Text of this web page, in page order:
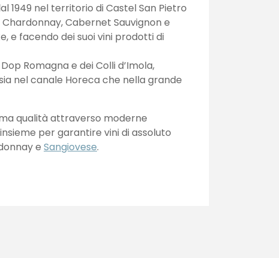
1949 nel territorio di Castel San Pietro
Cabernet Sauvignon e
e facendo dei suoi vini prodotti di
Romagna e dei Colli d’Imola,
nel canale Horeca che nella grande
qualità attraverso moderne
per garantire vini di assoluto
e Sangiovese.